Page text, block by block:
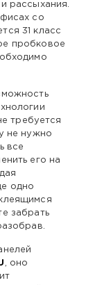
рассыхания.
со
31 класс
пробковое
требуется
не нужно
все
его на
одно
забрать
, оно